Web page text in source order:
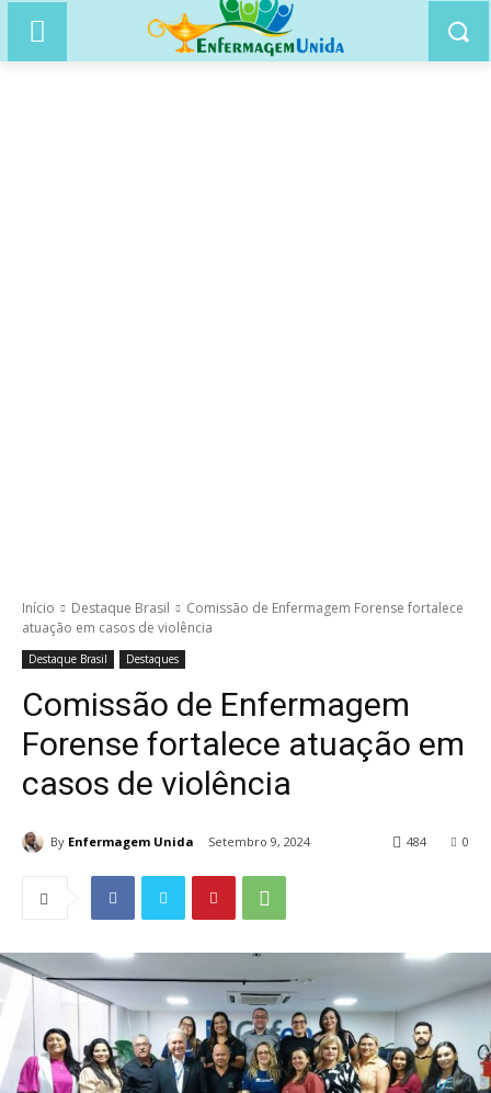
Início Destaque Brasil
Comissão de Enfermagem Forense fortalece
atuação em casos de violência
Destaque Brasil Destaques
Comissão de Enfermagem
Forense fortalece atuação em
casos de violência
By Enfermagem Unida Setembro 9, 2024 0
484